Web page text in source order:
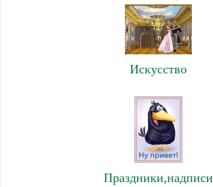
Искусство
Праздники,надписи